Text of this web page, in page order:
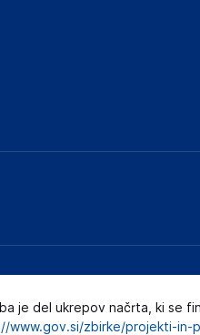
je del ukrepov načrta, ki se
www.gov.si/zbirke/projekti-in-